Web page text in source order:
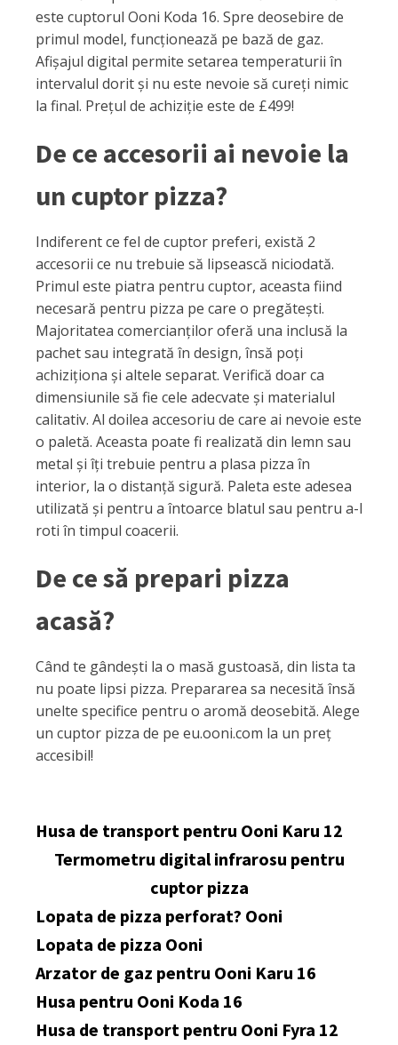
este cuptorul Ooni Koda 16. Spre deosebire de
primul model, funcționează pe bază de gaz.
Afișajul digital permite setarea temperaturii în
intervalul dorit și nu este nevoie să cureți nimic
la final. Prețul de achiziție este de £499!
De ce accesorii ai nevoie la
un cuptor pizza?
Indiferent ce fel de cuptor preferi, există 2
accesorii ce nu trebuie să lipsească niciodată.
Primul este piatra pentru cuptor, aceasta fiind
necesară pentru pizza pe care o pregătești.
Majoritatea comercianților oferă una inclusă la
pachet sau integrată în design, însă poți
achiziționa și altele separat. Verifică doar ca
dimensiunile să fie cele adecvate și materialul
calitativ. Al doilea accesoriu de care ai nevoie este
o paletă. Aceasta poate fi realizată din lemn sau
metal și îți trebuie pentru a plasa pizza în
interior, la o distanță sigură. Paleta este adesea
utilizată și pentru a întoarce blatul sau pentru a-l
roti în timpul coacerii.
De ce să prepari pizza
acasă?
Când te gândești la o masă gustoasă, din lista ta
nu poate lipsi pizza. Prepararea sa necesită însă
unelte specifice pentru o aromă deosebită. Alege
un cuptor pizza de pe eu.ooni.com la un preț
accesibil!
Husa de transport pentru Ooni Karu 12
Termometru digital infrarosu pentru
cuptor pizza
Lopata de pizza perforat? Ooni
Lopata de pizza Ooni
Arzator de gaz pentru Ooni Karu 16
Husa pentru Ooni Koda 16
Husa de transport pentru Ooni Fyra 12